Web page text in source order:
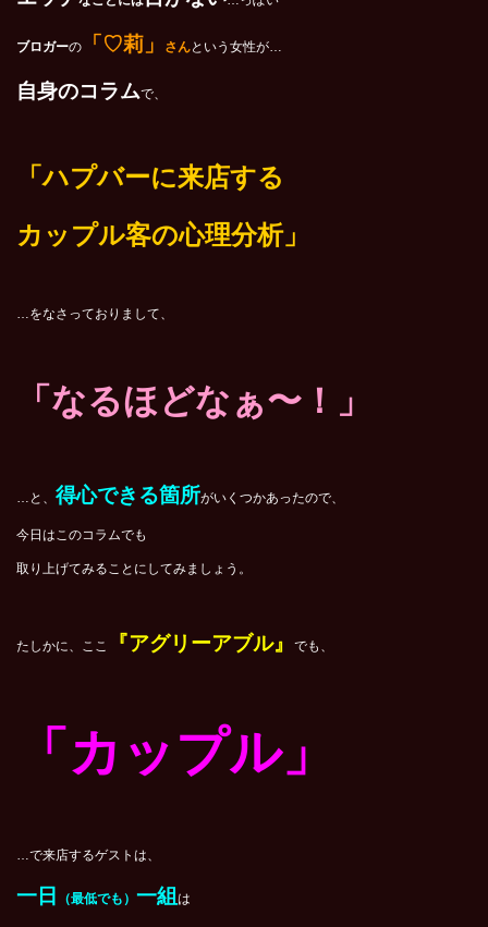
ブロガーの 「♡莉」 さんという女性が…
自身のコラムで、
「ハプバーに来店する
カップル客の心理分析」
…をなさっておりまして、
「なるほどなぁ〜！」
…と、 得心できる箇所がいくつかあったので、
今日はこのコラムでも
取り上げてみることにしてみましょう。
たしかに、ここ 『アグリーアブル』 でも、
「カップル」
…で来店するゲストは、
一日 （最低でも） 一組 は